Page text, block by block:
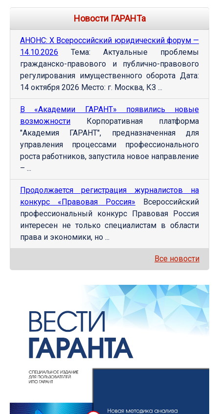
Новости ГАРАНТа
АНОНС: Х Всероссийский юридический форум —
14.10.2026 Тема: Актуальные проблемы
гражданско-правового и публично-правового
регулирования имущественного оборота Дата:
14 октября 2026 Место: г. Москва, КЗ ...
В «Академии ГАРАНТ» появились новые
возможности Корпоративная платформа
"Академия ГАРАНТ", предназначенная для
управления процессами профессионального
роста работников, запустила новое направление
– ...
Продолжается регистрация журналистов на
конкурс «Правовая Россия» Всероссийский
профессиональный конкурс Правовая Россия
интересен не только специалистам в области
права и экономики, но ...
Все новости